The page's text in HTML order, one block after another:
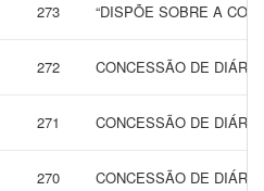
273 “DISPÕE SOBRE A
272 CONCESSÃO DE
271 CONCESSÃO DE
270 CONCESSÃO DE